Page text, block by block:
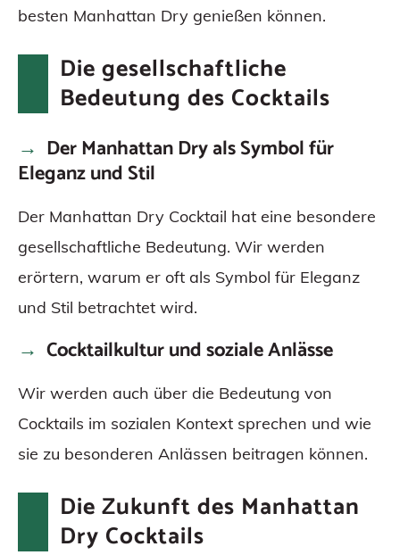
besten Manhattan Dry genießen können.
Die gesellschaftliche
Bedeutung des Cocktails
Der Manhattan Dry als Symbol für
Eleganz und Stil
Der Manhattan Dry Cocktail hat eine besondere
gesellschaftliche Bedeutung. Wir werden
erörtern, warum er oft als Symbol für Eleganz
und Stil betrachtet wird.
Cocktailkultur und soziale Anlässe
Wir werden auch über die Bedeutung von
Cocktails im sozialen Kontext sprechen und wie
sie zu besonderen Anlässen beitragen können.
Die Zukunft des Manhattan
Dry Cocktails